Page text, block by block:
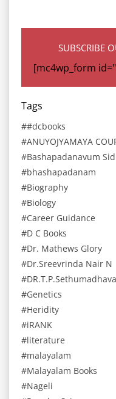
SUBSCRIBE
[mc4wp_form
Tags
#dcbooks
ANUYOJYAMAYA
Bashapadanavum
bhashapadanam
Biography
Biology
Career Guidance
D C Books
Dr. Mathews Glory
Dr.Sreevrinda Nair N
Genetics
Heridity
iRANK
literature
malayalam
Malayalam Books
Nageli